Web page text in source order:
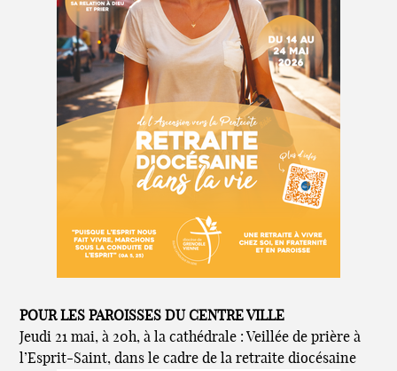
POUR LES PAROISSES DU CENTRE VILLE
Jeudi 21 mai, à 20h, à la cathédrale : Veillée de prière à
l’Esprit-Saint, dans le cadre de la retraite diocésaine